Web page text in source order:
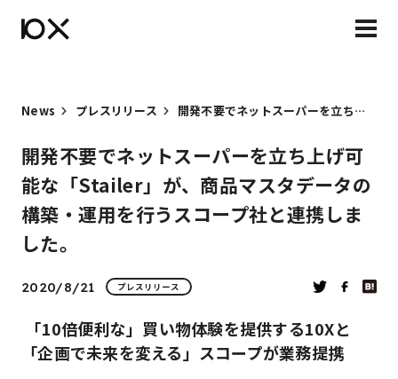
News プレスリリース 開発不要でネットスーパーを立ち上げ可能な「Stailer」が、商品マスタデータの構築・運用を行うスコープ社と連携しました。
開発不要でネットスーパーを立ち上げ可
能な「Stailer」が、商品マスタデータの
構築・運用を行うスコープ社と連携しま
した。
2020/8/21 プレスリリース
「10倍便利な」買い物体験を提供する10Xと
「企画で未来を変える」スコープが業務提携